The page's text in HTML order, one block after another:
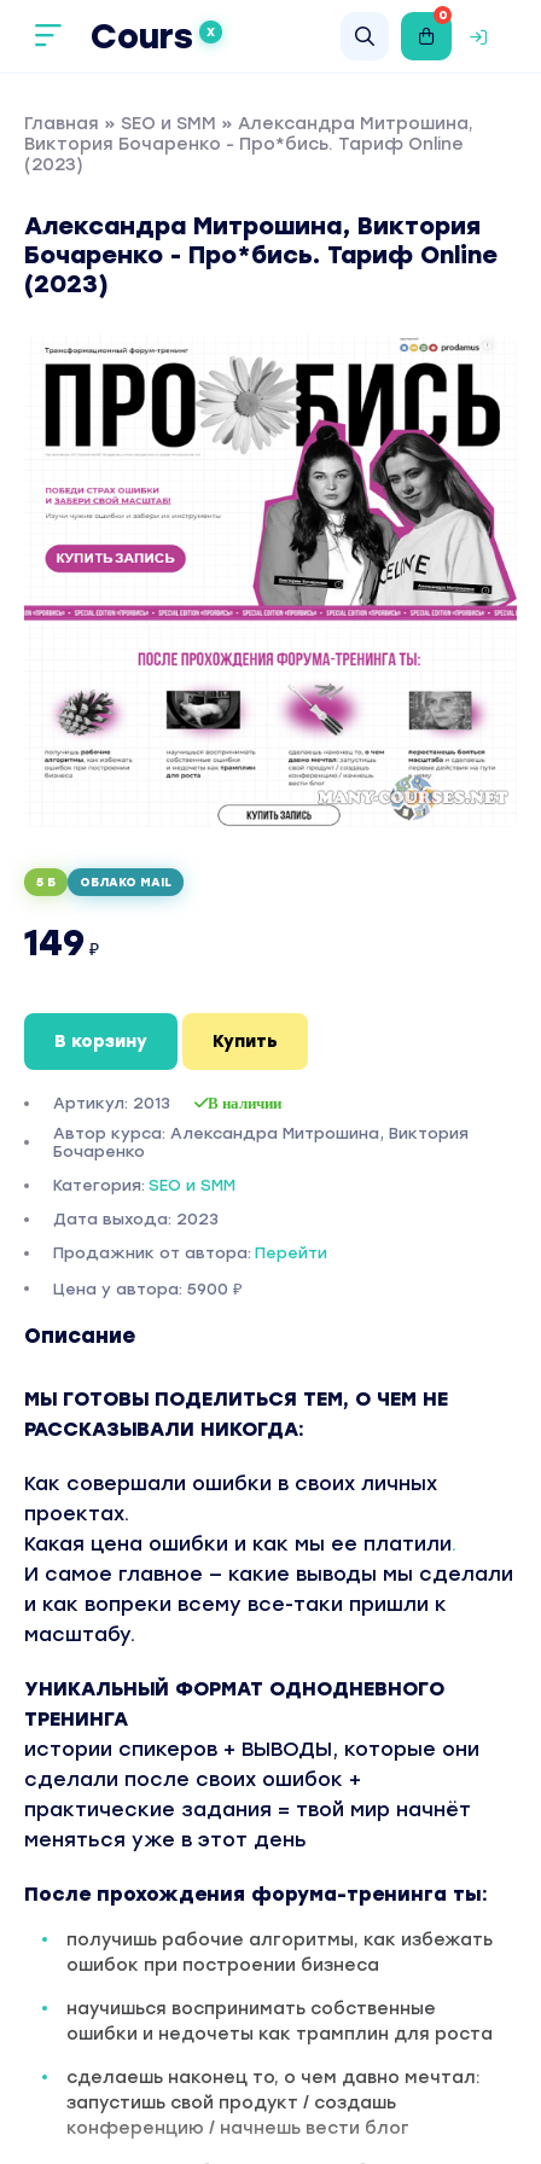
Cours X
0
Главная » SEO и SMM » Александра Митрошина,
Виктория Бочаренко - Про*бись. Тариф Online
(2023)
Александра Митрошина, Виктория
Бочаренко - Про*бись. Тариф Online
(2023)
5 Б ОБЛАКО MAIL
149 ₽
В корзину Купить
Артикул: 2013 В наличии
Автор курса: Александра Митрошина, Виктория
Бочаренко
Категория: SEO и SMM
Дата выхода: 2023
Продажник от автора: Перейти
Цена у автора: 5900 ₽
Описание
МЫ ГОТОВЫ ПОДЕЛИТЬСЯ ТЕМ, О ЧЕМ НЕ
РАССКАЗЫВАЛИ НИКОГДА:
Как совершали ошибки в своих личных
проектах.
Какая цена ошибки и как мы ее платили.
И самое главное — какие выводы мы сделали
и как вопреки всему все-таки пришли к
масштабу.
УНИКАЛЬНЫЙ ФОРМАТ ОДНОДНЕВНОГО
ТРЕНИНГА
истории спикеров + ВЫВОДЫ, которые они
сделали после своих ошибок +
практические задания = твой мир начнёт
меняться уже в этот день
После прохождения форума-тренинга ты:
получишь рабочие алгоритмы, как избежать
ошибок при построении бизнеса
научишься воспринимать собственные
ошибки и недочеты как трамплин для роста
сделаешь наконец то, о чем давно мечтал:
запустишь свой продукт / создашь
конференцию / начнешь вести блог